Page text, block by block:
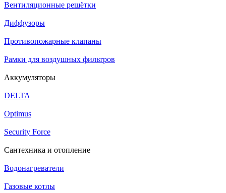
Вентиляционные решётки
Диффузоры
Противопожарные клапаны
Рамки для воздушных фильтров
Аккумуляторы
DELTA
Optimus
Security Force
Сантехника и отопление
Водонагреватели
Газовые котлы